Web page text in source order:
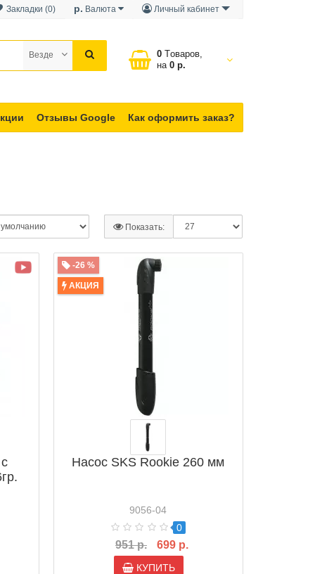
Личный кабинет
р. Валюта
Закладки (0)
0 Tоваров,
на
0 р.
Везде
Отзывы Google Как оформить заказ?
Показать:
-26 %
АКЦИЯ
Насос SKS Rookie 260 мм
9056-04
0
951 р. 699 р.
КУПИТЬ